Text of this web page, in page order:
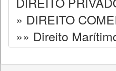
» DIREITO
»» Direito